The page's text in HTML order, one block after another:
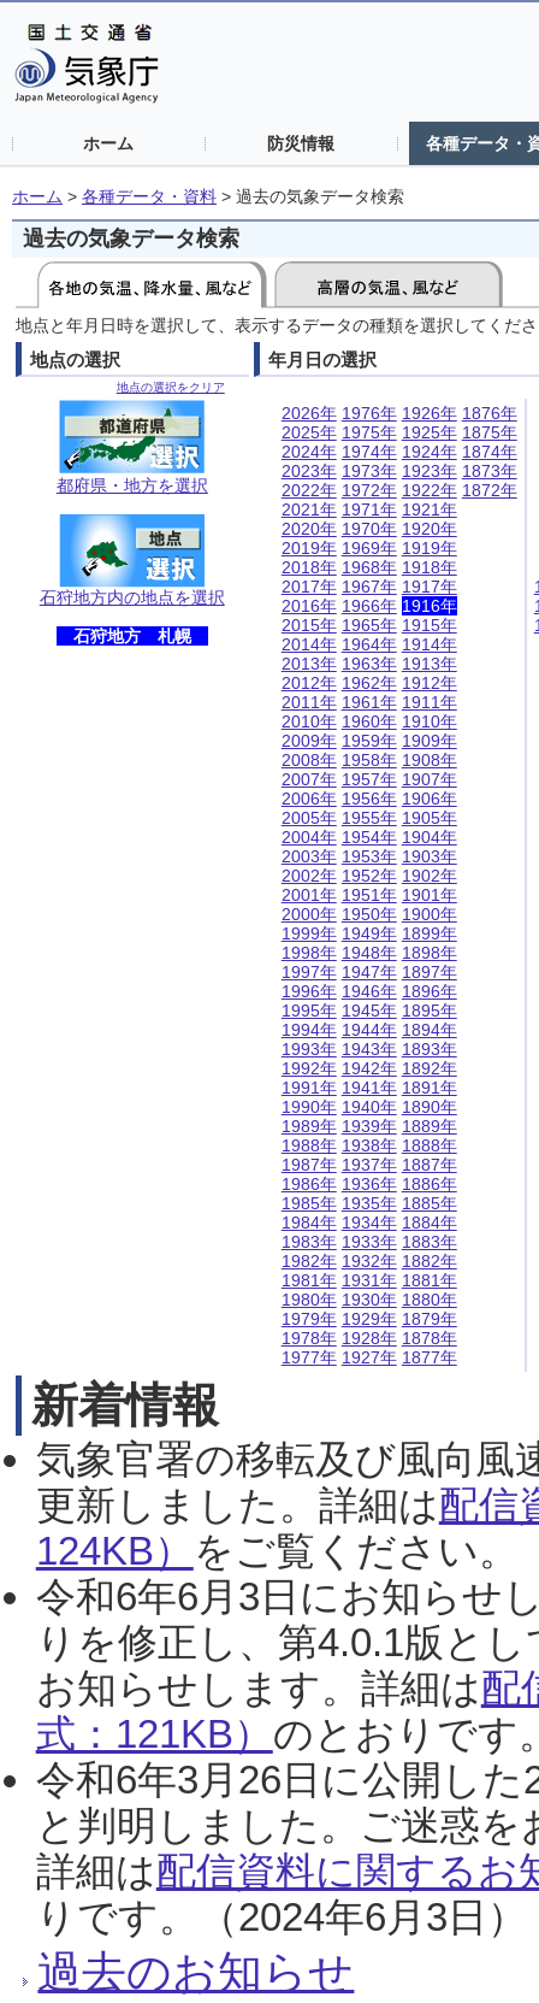
ホーム 防災情報 各種データ・
ホーム > 各種データ・資料 > 過去の気象データ検索
過去の気象データ検索
地点と年月日時を選択して、表示するデータの種類を選択してくだ
地点の選択
地点の選択をクリア
都府県・地方を選択
石狩地方内の地点を選択
石狩地方 札幌
年月日の選択
2026年
2025年
2024年
2023年
2022年
2021年
2020年
2019年
2018年
2017年
2016年
2015年
2014年
2013年
2012年
2011年
2010年
2009年
2008年
2007年
2006年
2005年
2004年
2003年
2002年
2001年
2000年
1999年
1998年
1997年
1996年
1995年
1994年
1993年
1992年
1991年
1990年
1989年
1988年
1987年
1986年
1985年
1984年
1983年
1982年
1981年
1980年
1979年
1978年
1977年
1976年
1975年
1974年
1973年
1972年
1971年
1970年
1969年
1968年
1967年
1966年
1965年
1964年
1963年
1962年
1961年
1960年
1959年
1958年
1957年
1956年
1955年
1954年
1953年
1952年
1951年
1950年
1949年
1948年
1947年
1946年
1945年
1944年
1943年
1942年
1941年
1940年
1939年
1938年
1937年
1936年
1935年
1934年
1933年
1932年
1931年
1930年
1929年
1928年
1927年
1926年
1925年
1924年
1923年
1922年
1921年
1920年
1919年
1918年
1917年
1916年
1915年
1914年
1913年
1912年
1911年
1910年
1909年
1908年
1907年
1906年
1905年
1904年
1903年
1902年
1901年
1900年
1899年
1898年
1897年
1896年
1895年
1894年
1893年
1892年
1891年
1890年
1889年
1888年
1887年
1886年
1885年
1884年
1883年
1882年
1881年
1880年
1879年
1878年
1877年
1876年
1875年
1874年
1873年
1872年
新着情報
気象官署の移転及び風向風
更新しました。詳細は配信
124KB） をご覧ください。
令和6年6月3日にお知らせ
りを修正し、第4.0.1版と
お知らせします。詳細は配
式：121KB） のとおりです
令和6年3月26日に公開し
と判明しました。ご迷惑
詳細は配信資料に関するお
りです。（2024年6月3日）
過去のお知らせ